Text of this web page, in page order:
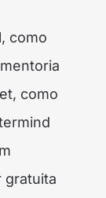
como
como
gratuita